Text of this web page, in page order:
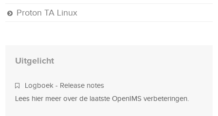
Proton TA Linux
Uitgelicht
Logboek - Release notes
Lees hier meer over de laatste OpenIMS verbeteringen.